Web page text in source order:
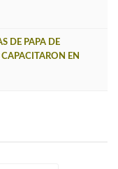
DE PAPA DE
EN